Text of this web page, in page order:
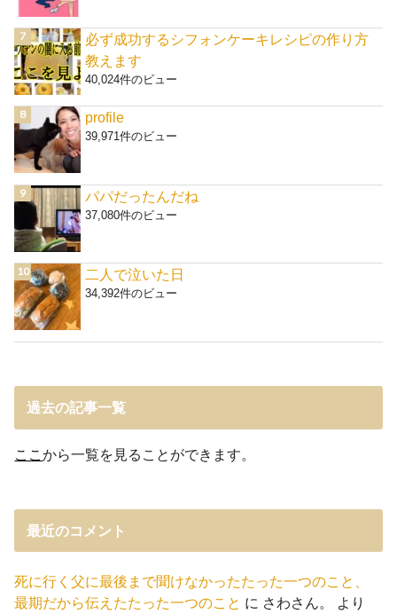
必ず成功するシフォンケーキレシピの作り方
教えます
40,024件のビュー
profile
39,971件のビュー
パパだったんだね
37,080件のビュー
二人で泣いた日
34,392件のビュー
過去の記事一覧
ここから一覧を見ることができます。
最近のコメント
死に行く父に最後まで聞けなかったたった一つのこと、
最期だから伝えたたった一つのこと に さわさん。 より